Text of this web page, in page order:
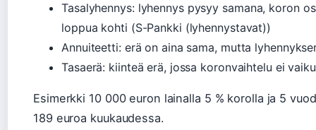
Tasalyhennys: lyhennys pysyy samana, koron
loppua kohti (S-Pankki (lyhennystavat))
Annuiteetti: erä on aina sama, mutta
Tasaerä: kiinteä erä, jossa koronvaihtelu ei
Esimerkki 10 000 euron lainalla 5 % korolla ja 5
189 euroa kuukaudessa.